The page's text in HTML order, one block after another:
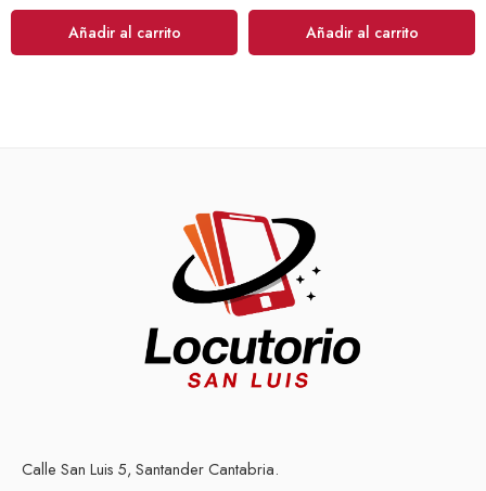
Añadir al carrito Añadir al carrito
Calle San Luis 5, Santander Cantabria.